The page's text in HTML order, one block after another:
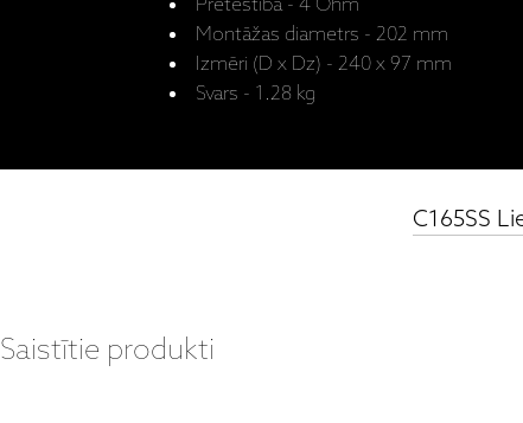
Pretestība - 4 Ohm
Montāžas diametrs - 202 mm
Izmēri (D x Dz) - 240 x 97 mm
Svars - 1.28 kg
C165SS
Saistītie produkti